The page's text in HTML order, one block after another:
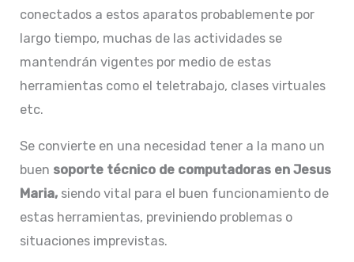
conectados a estos aparatos probablemente por
largo tiempo, muchas de las actividades se
mantendrán vigentes por medio de estas
herramientas como el teletrabajo, clases virtuales
etc.
Se convierte en una necesidad tener a la mano un
buen soporte técnico de computadoras en Jesus
Maria, siendo vital para el buen funcionamiento de
estas herramientas, previniendo problemas o
situaciones imprevistas.